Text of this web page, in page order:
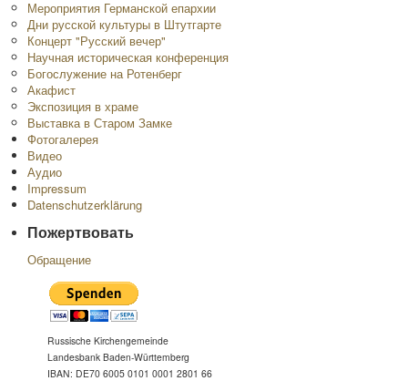
Мероприятия Германской епархии
Дни русской культуры в Штутгарте
Концерт "Русский вечер"
Научная историческая конференция
Богослужение на Ротенберг
Акафист
Экспозиция в храме
Выставка в Старом Замке
Фотогалерея
Видео
Аудио
Impressum
Datenschutzerklärung
Пожертвовать
Обращение
Russische Kirchengemeinde
Landesbank Baden-Württemberg
IBAN: DE70 6005 0101 0001 2801 66